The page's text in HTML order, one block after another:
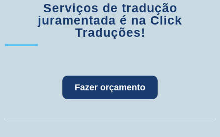
Serviços de tradução
juramentada é na Click
Traduções!
Fazer orçamento